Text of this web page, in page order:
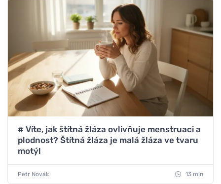
# Víte, jak štítná žláza ovlivňuje menstruaci a
plodnost? Štítná žláza je malá žláza ve tvaru
motýl
Petr Novák 13 min